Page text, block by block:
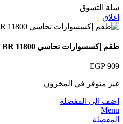
سلة التسوق
اغلاق
طقم إكسسوارات نحاسي BR 11800 عدد 6 قطع مستورد
909
EGP
غير متوفر في المخزون
اضف الى المفضلة
Menu
المفضلة